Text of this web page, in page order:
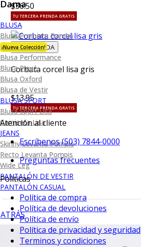
Dama
BLUSA
Blusa Premium Bambú
¡Nueva Colección!
Blusa Performance
Blusa Piqué
Blusa Oxford
Blusa de Vestir
BLUSA SPORT
Blusa Sport Lisa
Camiseta Lisa
JEANS
Skinny Levanta Pompis
Recto Levanta Pompis
Wide Leg
PANTALÓN DE VESTIR
PANTALÓN CASUAL
ATRÁS
$36.50
TU TERCERA PRENDA GRATIS
VISTA RAPIDA
Corbata corcel lisa gris
$13.95
TU TERCERA PRENDA GRATIS
Atención al cliente
Escríbenos (503) 7844-0000
Preguntas frecuentes
Políticas
Política de compra
Política de devoluciones
Política de envío
Política de privacidad y seguridad
Terminos y condiciones